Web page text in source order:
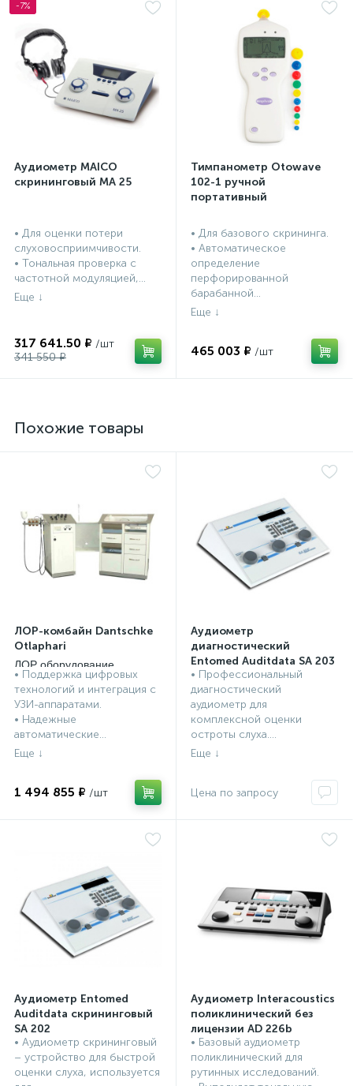
-7%
Аудиометр MAICO
скрининговый МА 25
• Для оценки потери
слуховосприимчивости.
• Тональная проверка с
частотной модуляцией,...
317 641.50 ₽
341 550 ₽
Тимпанометр Otowave
102-1 ручной
портативный
• Для базового скрининга.
• Автоматическое
определение
перфорированной
барабанной...
465 003 ₽
Похожие товары
ЛОР-комбайн Dantschke
Otlaphari
ЛОР оборудование,
инструменты
• Поддержка цифровых
технологий и интеграция с
УЗИ-аппаратами.
• Надежные
автоматические...
1 494 855 ₽
Аудиометр
диагностический
Entomed Auditdata SA 203
ЛОР оборудование,
инструменты
• Профессиональный
диагностический
аудиометр для
комплексной оценки
остроты слуха....
Аудиометр Entomed
Auditdata скрининговый
SA 202
ЛОР оборудование,
инструменты
• Аудиометр скрининговый
– устройство для быстрой
оценки слуха, используется
Аудиометр Interacoustics
поликлинический без
лицензии AD 226b
ЛОР оборудование,
инструменты
• Базовый аудиометр
поликлинический для
рутинных исследований.